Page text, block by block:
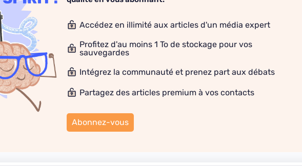
Accédez en illimité aux articles d'un média expert
Profitez d'au moins 1 To de stockage pour vos
sauvegardes
Intégrez la communauté et prenez part aux débats
Partagez des articles premium à vos contacts
Abonnez-vous